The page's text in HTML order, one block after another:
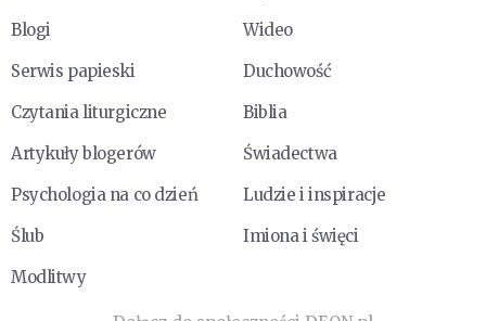
Blogi
Wideo
Serwis papieski
Duchowość
Czytania liturgiczne
Biblia
Artykuły blogerów
Świadectwa
Psychologia na co dzień
Ludzie i inspiracje
Ślub
Imiona i święci
Modlitwy